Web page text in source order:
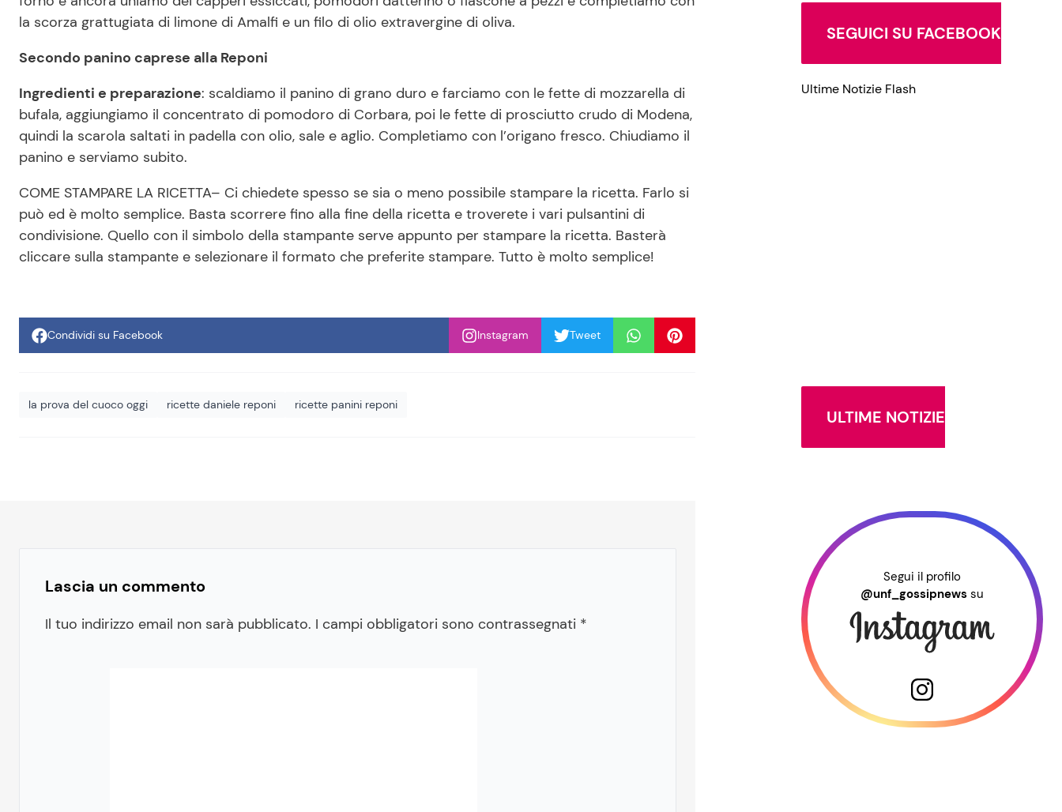
la scorza grattugiata di limone di Amalfi e un filo di olio extravergine di oliva.
Secondo panino caprese alla Reponi
Ingredienti e preparazione: scaldiamo il panino di grano duro e farciamo con le fette di mozzarella di
bufala, aggiungiamo il concentrato di pomodoro di Corbara, poi le fette di prosciutto crudo di Modena,
quindi la scarola saltati in padella con olio, sale e aglio. Completiamo con l’origano fresco. Chiudiamo il
panino e serviamo subito.
COME STAMPARE LA RICETTA– Ci chiedete spesso se sia o meno possibile stampare la ricetta. Farlo si
può ed è molto semplice. Basta scorrere fino alla fine della ricetta e troverete i vari pulsantini di
condivisione. Quello con il simbolo della stampante serve appunto per stampare la ricetta. Basterà
cliccare sulla stampante e selezionare il formato che preferite stampare. Tutto è molto semplice!
Condividi su Facebook Instagram Tweet
la prova del cuoco oggi ricette daniele reponi ricette panini reponi
Lascia un commento
Il tuo indirizzo email non sarà pubblicato. I campi obbligatori sono contrassegnati *
SEGUICI SU FACEBOOK
Ultime Notizie Flash
ULTIME NOTIZIE
Segui il profilo
@unf_gossipnews su